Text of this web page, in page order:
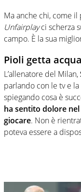
Ma anche chi, come
Unfairplayci scherza
campo. È la sua
Pioli getta
L’allenatore del Milan,
parlando con le tv e
spiegando cosa è
ha sentito dolore
giocare. Non è
poteva essere a